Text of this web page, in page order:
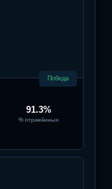
Победа
91.3%
% отражённых